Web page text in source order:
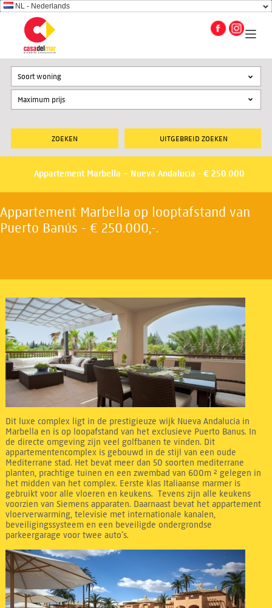
NL - Nederlands
UITGEBREID ZOEKEN
Soort woning
Appartement Marbella – Nueva Andalucia - € 250.000
Appartement Marbella op looptafstand van
Puerto Banús - € 250.000,-.
Dit luxe complex ligt in de prestigieuze wijk Nueva Andalucia in
Marbella en is op loopafstand van het exclusieve Puerto Banus. In
de directe omgeving zijn veel golfbanen te vinden. Dit
appartementencomplex is gebouwd in de stijl van een oude
Mediterrane stad. Het bevat meer dan 50 soorten mediterrane
planten, prachtige tuinen en een zwembad van 600m ² gelegen in
het midden van het complex. Eerste klas Italiaanse marmer is
gebruikt voor alle vloeren en keukens. Tevens zijn alle keukens
voorzien van Siemens apparaten. Daarnaast bevat het appartement
vloerverwarming, televisie met internationale kanalen,
beveiligingssysteem en een beveiligde ondergrondse
parkeergarage voor twee auto’s.